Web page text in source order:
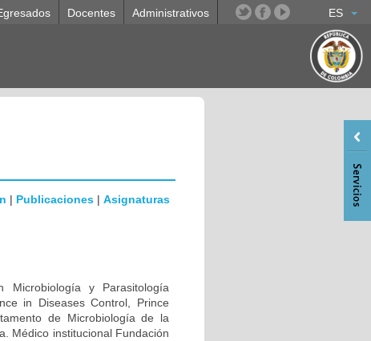
ES
Docentes Administrativos
| Publicaciones | Asignaturas
Microbiología y Parasitología
in Diseases Control, Prince
de Microbiología de la
Médico institucional Fundación